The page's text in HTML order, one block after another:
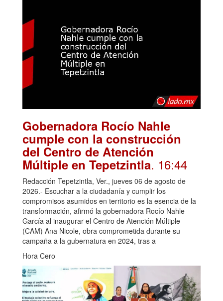
Gobernadora Rocío Nahle
cumple con la construcción
del Centro de Atención
Múltiple en Tepetzintla. 16:44
Redacción Tepetzintla, Ver., jueves 06 de agosto de
2026.- Escuchar a la ciudadanía y cumplir los
compromisos asumidos en territorio es la esencia de la
transformación, afirmó la gobernadora Rocío Nahle
García al inaugurar el Centro de Atención Múltiple
(CAM) Ana Nicole, obra comprometida durante su
campaña a la gubernatura en 2024, tras a
Hora Cero